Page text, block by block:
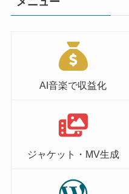
AI音楽で収益化
ジャケット・MV生成